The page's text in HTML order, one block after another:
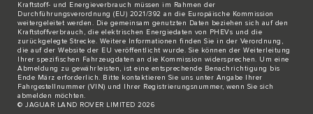
Kraftstoff- und Energieverbrauch müssen im Rahmen der
Durchführungsverordnung (EU) 2021/392 an die Europäische Kommission
weitergeleitet werden. Die gemeinsam genutzten Daten beziehen sich auf den
Kraftstoffverbrauch, die elektrischen Energiedaten von PHEVs und die
zurückgelegte Strecke. Weitere Informationen finden Sie in der Verordnung,
die auf der Website der EU veröffentlicht wurde. Sie können der Weiterleitung
Ihrer spezifischen Fahrzeugdaten an die Kommission widersprechen. Um eine
Abmeldung zu gewährleisten, ist eine entsprechende Benachrichtigung bis
Ende März erforderlich. Bitte kontaktieren Sie uns unter Angabe Ihrer
Fahrgestellnummer (VIN) und Ihrer Registrierungsnummer, wenn Sie sich
abmelden möchten.
© JAGUAR LAND ROVER LIMITED 2026